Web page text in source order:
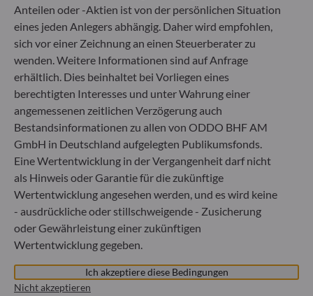
attraktiv
Anteilen oder -Aktien ist von der persönlichen Situation
eines jeden Anlegers abhängig. Daher wird empfohlen,
sich vor einer Zeichnung an einen Steuerberater zu
wenden. Weitere Informationen sind auf Anfrage
erhältlich. Dies beinhaltet bei Vorliegen eines
berechtigten Interesses und unter Wahrung einer
angemessenen zeitlichen Verzögerung auch
Bestandsinformationen zu allen von ODDO BHF AM
GmbH in Deutschland aufgelegten Publikumsfonds.
Eine Wertentwicklung in der Vergangenheit darf nicht
als Hinweis oder Garantie für die zukünftige
Wertentwicklung angesehen werden, und es wird keine
- ausdrückliche oder stillschweigende - Zusicherung
oder Gewährleistung einer zukünftigen
Wertentwicklung gegeben.
Ich akzeptiere diese Bedingungen
Nicht akzeptieren